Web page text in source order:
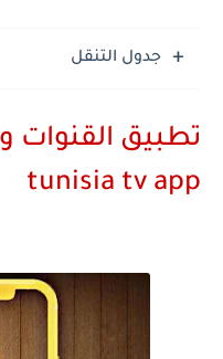
جدول التنقل
تطبيق القنوات
tunisia tv app